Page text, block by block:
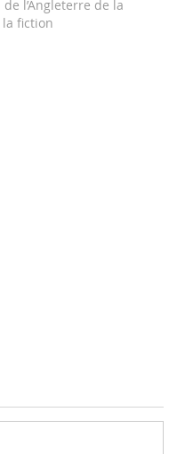
l’Angleterre de la
fiction